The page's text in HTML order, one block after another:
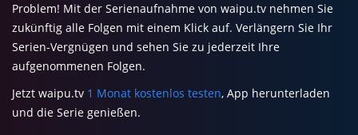
Problem! Mit der Serienaufnahme von waipu.tv nehmen Sie
zukünftig alle Folgen mit einem Klick auf. Verlängern Sie Ihr
Serien-Vergnügen und sehen Sie zu jederzeit Ihre
aufgenommenen Folgen.
Jetzt waipu.tv 1 Monat kostenlos testen, App herunterladen
und die Serie genießen.